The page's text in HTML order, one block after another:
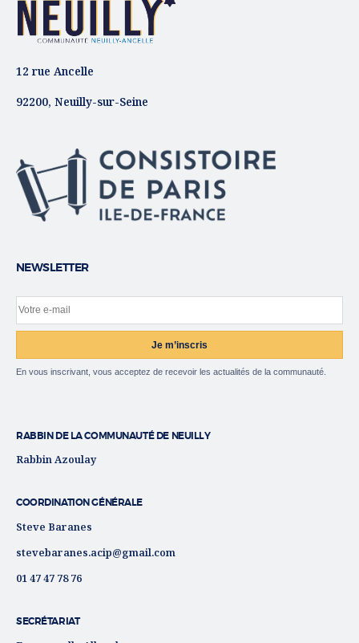
12 rue Ancelle
92200, Neuilly-sur-Seine
NEWSLETTER
Votre e-mail
Site web
Je m’inscris
En vous inscrivant, vous acceptez de recevoir les actualités de la communauté.
RABBIN DE LA COMMUNAUTÉ DE NEUILLY
Rabbin Azoulay
COORDINATION GÉNÉRALE
Steve Baranes
stevebaranes.acip@gmail.com
01 47 47 78 76
SECRÉTARIAT